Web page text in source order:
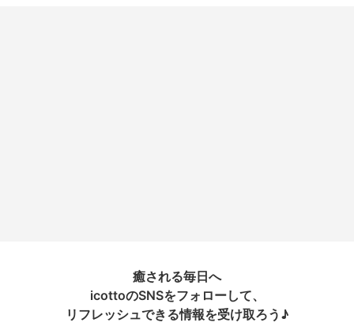
癒される毎日へ
icottoのSNSをフォローして、
リフレッシュできる情報を受け取ろう♪